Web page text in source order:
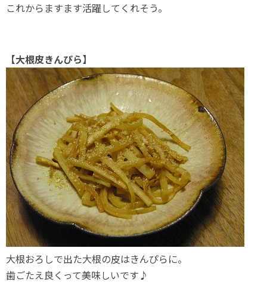
これからますます活躍してくれそう。
【大根皮きんぴら】
大根おろしで出た大根の皮はきんぴらに。
歯ごたえ良くって美味しいです♪